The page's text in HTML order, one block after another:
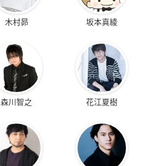
木村昴 坂本真綾
森川智之 花江夏樹